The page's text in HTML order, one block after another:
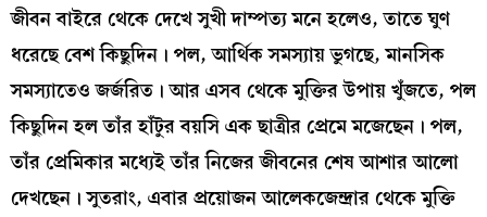
জীবন বাইরে থেকে দেখে সুখী দাম্পত্য মনে হলেও, তাতে ঘুণ
ধরেছে বেশ কিছুদিন। পল, আর্থিক সমস্যায় ভুগছে, মানসিক
সমস্যাতেও জর্জরিত। আর এসব থেকে মুক্তির উপায় খুঁজতে, পল
কিছুদিন হল তাঁর হাঁটুর বয়সি এক ছাত্রীর প্রেমে মজেছেন। পল,
তাঁর প্রেমিকার মধ্যেই তাঁর নিজের জীবনের শেষ আশার আলো
দেখছেন। সুতরাং, এবার প্রয়োজন আলেকজেন্দ্রার থেকে মুক্তি